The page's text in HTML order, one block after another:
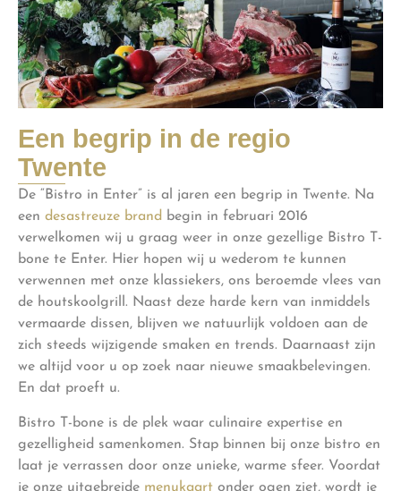
Een begrip in de regio
Twente
De “Bistro in Enter” is al jaren een begrip in Twente. Na
een desastreuze brand begin in februari 2016
verwelkomen wij u graag weer in onze gezellige Bistro T-
bone te Enter. Hier hopen wij u wederom te kunnen
verwennen met onze klassiekers, ons beroemde vlees van
de houtskoolgrill. Naast deze harde kern van inmiddels
vermaarde dissen, blijven we natuurlijk voldoen aan de
zich steeds wijzigende smaken en trends. Daarnaast zijn
we altijd voor u op zoek naar nieuwe smaakbelevingen.
En dat proeft u.
Bistro T-bone is de plek waar culinaire expertise en
gezelligheid samenkomen. Stap binnen bij onze bistro en
laat je verrassen door onze unieke, warme sfeer. Voordat
je onze uitgebreide menukaart onder ogen ziet, wordt je